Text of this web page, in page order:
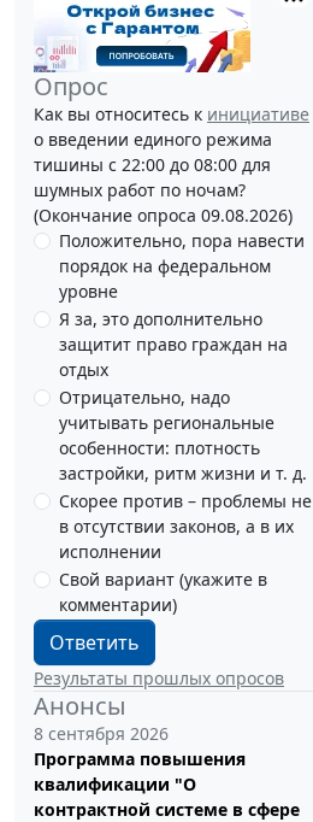
Опрос
Как вы относитесь к инициативе
о введении единого режима
тишины с 22:00 до 08:00 для
шумных работ по ночам?
(Окончание опроса 09.08.2026)
Положительно, пора навести
порядок на федеральном
уровне
Я за, это дополнительно
защитит право граждан на
отдых
Отрицательно, надо
учитывать региональные
особенности: плотность
застройки, ритм жизни и т. д.
Скорее против – проблемы не
в отсутствии законов, а в их
исполнении
Свой вариант (укажите в
комментарии)
Ответить
Результаты прошлых опросов
Анонсы
8 сентября 2026
Программа повышения
квалификации "О
контрактной системе в сфере